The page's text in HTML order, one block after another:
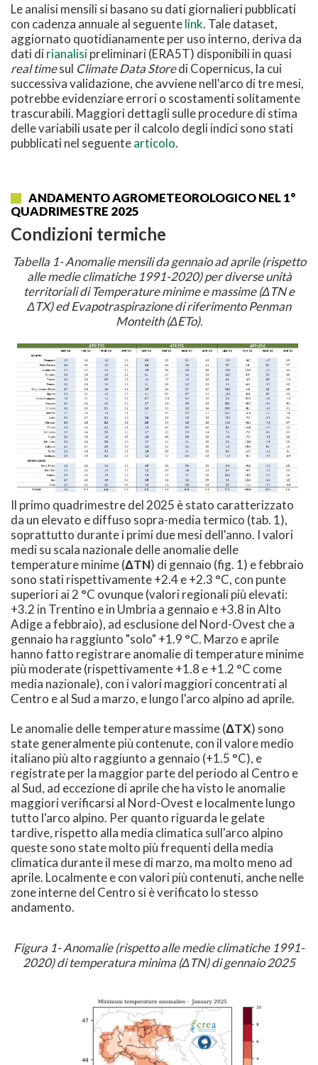
Le analisi mensili si basano su dati giornalieri pubblicati
con cadenza annuale al seguentelink. Tale dataset,
aggiornato quotidianamente per uso interno, deriva da
dati dirianalisipreliminari (ERA5T) disponibili in quasi
real timesul Climate Data Storedi Copernicus, la cui
successiva validazione, che avviene nell'arco di tre mesi,
potrebbe evidenziare errori o scostamenti solitamente
trascurabili. Maggiori dettagli sulle procedure di stima
delle variabili usate per il calcolo degli indici sono stati
pubblicati nel seguentearticolo.
ANDAMENTO AGROMETEOROLOGICO NEL 1°
QUADRIMESTRE 2025
Condizioni termiche
Tabella 1- Anomalie mensili da gennaio ad aprile (rispetto
alle medie climatiche 1991-2020) per diverse unità
territoriali di Temperature minime e massime (ΔTN e
ΔTX) ed Evapotraspirazione di riferimento Penman
Monteith (ΔETo).
Il primo quadrimestre del 2025 è stato caratterizzato
da un elevato e diffuso sopra-media termico (tab. 1),
soprattutto durante i primi due mesi dell'anno. I valori
medi su scala nazionale delle anomalie delle
temperature minime (ΔTN) di gennaio (fig. 1) e febbraio
sono stati rispettivamente +2.4 e +2.3 °C, con punte
superiori ai 2 °C ovunque (valori regionali più elevati:
+3.2 in Trentino e in Umbria a gennaio e +3.8 in Alto
Adige a febbraio), ad esclusione del Nord-Ovest che a
gennaio ha raggiunto "solo" +1.9 °C. Marzo e aprile
hanno fatto registrare anomalie di temperature minime
più moderate (rispettivamente +1.8 e +1.2 °C come
media nazionale), con i valori maggiori concentrati al
Centro e al Sud a marzo, e lungo l'arco alpino ad aprile.
Le anomalie delle temperature massime (ΔTX) sono
state generalmente più contenute, con il valore medio
italiano più alto raggiunto a gennaio (+1.5 °C), e
registrate per la maggior parte del periodo al Centro e
al Sud, ad eccezione di aprile che ha visto le anomalie
maggiori verificarsi al Nord-Ovest e localmente lungo
tutto l'arco alpino. Per quanto riguarda le gelate
tardive, rispetto alla media climatica sull'arco alpino
queste sono state molto più frequenti della media
climatica durante il mese di marzo, ma molto meno ad
aprile. Localmente e con valori più contenuti, anche nelle
zone interne del Centro si è verificato lo stesso
andamento.
Figura 1- Anomalie (rispetto alle medie climatiche 1991-
2020) di temperatura minima (ΔTN) di gennaio 2025